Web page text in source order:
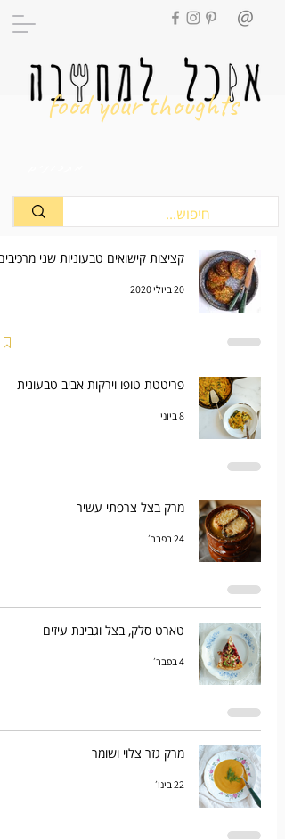
food your thoughts
קציצות קישואים טבעוניות שני
20 ביולי 2020
פריטטת טופו וירקות אביב טבעונית
8 ביוני
מרק בצל צרפתי עשיר
24 בפבר׳
טארט סלק, בצל וגבינת עיזים
4 בפבר׳
מרק גזר צלוי ושומר
22 בינו׳